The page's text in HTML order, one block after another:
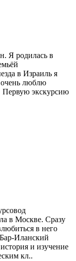
Я родилась в
в Израиль я
люблю
Первую экскурсию
в Москве. Сразу
в него
Иланский
и изучение
кл..